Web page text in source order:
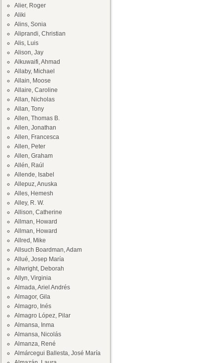
Alier, Roger
Aliki
Alins, Sonia
Aliprandi, Christian
Alis, Luis
Alison, Jay
Alkuwaifi, Ahmad
Allaby, Michael
Allain, Moose
Allaire, Caroline
Allan, Nicholas
Allan, Tony
Allen, Thomas B.
Allen, Jonathan
Allen, Francesca
Allen, Peter
Allen, Graham
Allén, Raúl
Allende, Isabel
Allepuz, Anuska
Alles, Hemesh
Alley, R. W.
Allison, Catherine
Allman, Howard
Allman, Howard
Allred, Mike
Allsuch Boardman, Adam
Allué, Josep María
Allwright, Deborah
Allyn, Virginia
Almada, Ariel Andrés
Almagor, Gila
Almagro, Inés
Almagro López, Pilar
Almansa, Inma
Almansa, Nicolás
Almanza, René
Almárcegui Ballesta, José María